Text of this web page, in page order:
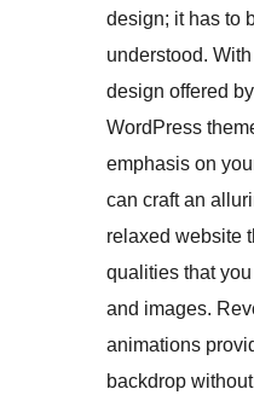
design; it has to
understood.
design offered
WordPress
emphasis on
can craft an
relaxed website
qualities that
and images.
animations
backdrop